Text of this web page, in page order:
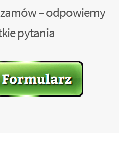
– odpowiemy
pytania